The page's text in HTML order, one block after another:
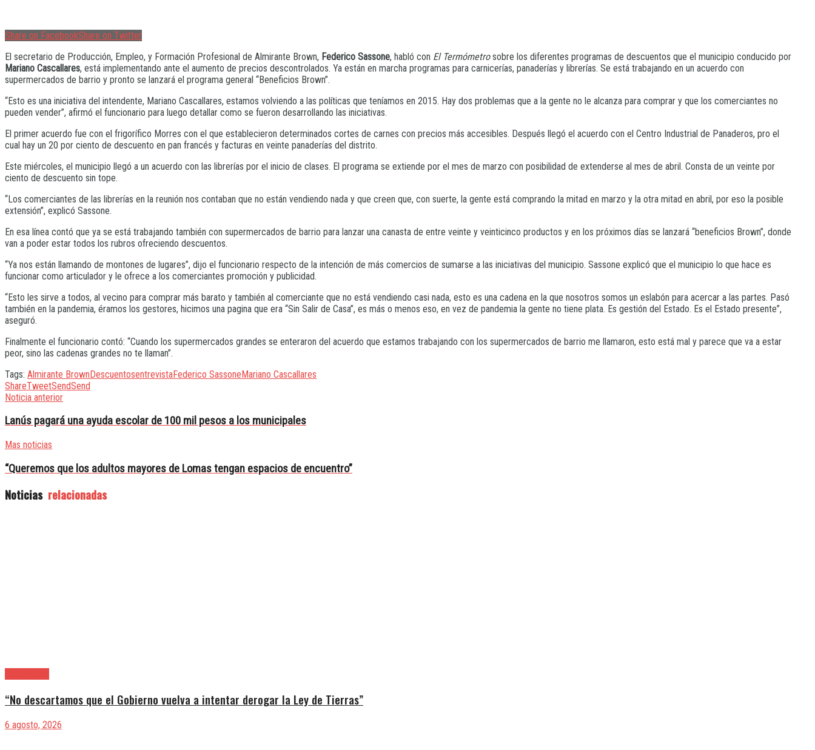
Share on FacebookShare on Twitter
El secretario de Producción, Empleo, y Formación Profesional de Almirante Brown, Federico Sassone, habló con El Termómetrosobre los diferentes programas de descuentos que el municipio conducido por
Mariano Cascallares, está implementando ante el aumento de precios descontrolados. Ya están en marcha programas para carnicerías, panaderías y librerías. Se está trabajando en un acuerdo con
supermercados de barrio y pronto se lanzará el programa general “Beneficios Brown”.
“Esto es una iniciativa del intendente, Mariano Cascallares, estamos volviendo a las políticas que teníamos en 2015. Hay dos problemas que a la gente no le alcanza para comprar y que los comerciantes no
pueden vender”, afirmó el funcionario para luego detallar como se fueron desarrollando las iniciativas.
El primer acuerdo fue con el frigorífico Morres con el que establecieron determinados cortes de carnes con precios más accesibles. Después llegó el acuerdo con el Centro Industrial de Panaderos, pro el
cual hay un 20 por ciento de descuento en pan francés y facturas en veinte panaderías del distrito.
Este miércoles, el municipio llegó a un acuerdo con las librerías por el inicio de clases. El programa se extiende por el mes de marzo con posibilidad de extenderse al mes de abril. Consta de un veinte por
ciento de descuento sin tope.
“Los comerciantes de las librerías en la reunión nos contaban que no están vendiendo nada y que creen que, con suerte, la gente está comprando la mitad en marzo y la otra mitad en abril, por eso la posible
extensión”, explicó Sassone.
En esa línea contó que ya se está trabajando también con supermercados de barrio para lanzar una canasta de entre veinte y veinticinco productos y en los próximos días se lanzará “beneficios Brown”, donde
van a poder estar todos los rubros ofreciendo descuentos.
“Ya nos están llamando de montones de lugares”, dijo el funcionario respecto de la intención de más comercios de sumarse a las iniciativas del municipio. Sassone explicó que el municipio lo que hace es
funcionar como articulador y le ofrece a los comerciantes promoción y publicidad.
“Esto les sirve a todos, al vecino para comprar más barato y también al comerciante que no está vendiendo casi nada, esto es una cadena en la que nosotros somos un eslabón para acercar a las partes. Pasó
también en la pandemia, éramos los gestores, hicimos una pagina que era “Sin Salir de Casa”, es más o menos eso, en vez de pandemia la gente no tiene plata. Es gestión del Estado. Es el Estado presente”,
aseguró.
Finalmente el funcionario contó: “Cuando los supermercados grandes se enteraron del acuerdo que estamos trabajando con los supermercados de barrio me llamaron, esto está mal y parece que va a estar
peor, sino las cadenas grandes no te llaman”.
Tags: Almirante BrownDescuentosentrevistaFederico SassoneMariano Cascallares
ShareTweetSendSend
Noticia anterior
Lanús pagará una ayuda escolar de 100 mil pesos a los municipales
Mas noticias
“Queremos que los adultos mayores de Lomas tengan espacios de encuentro”
Noticias relacionadas
“No descartamos que el Gobierno vuelva a intentar derogar la Ley de Tierras”
6 agosto, 2026